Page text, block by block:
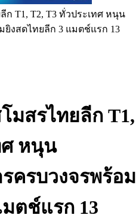
ก T1, T2, T3 ทั่วประเทศ หนุน
ยิงสดไทยลีก 3 แมตช์แรก 13
มสรไทยลีก T1,
ศ หนุน
ครบวงจรพร้อม
ตช์แรก 13